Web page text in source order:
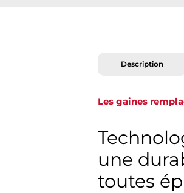
Description
Les gaines
une
toutes